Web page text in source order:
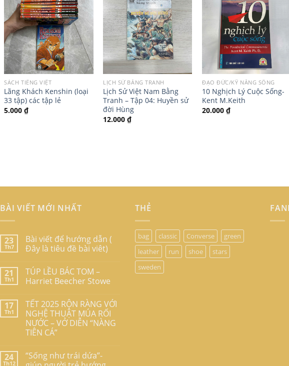
SÁCH TIẾNG VIỆT
Lãng Khách Kenshin (loại
33 tập) các tập lẻ
5.000₫
LỊCH SỬ BẰNG TRANH
Lịch Sử Việt Nam Bằng
Tranh – Tập 04: Huyền sử
đời Hùng
12.000₫
ĐẠO ĐỨC/KỸ NĂNG SỐNG
10 Nghịch Lý Cuộc Sống-
Kent M.Keith
20.000₫
BÀI VIẾT MỚI NHẤT
23
Th7
Bài viết để hướng dẫn (
Đây là tiêu đề bài viêt)
21
Th1
TÚP LỀU BÁC TOM –
Harriet Beecher Stowe
17
Th1
TẾT 2025 RỘN RÀNG VỚI
NGHỆ THUẬT MÚA RỐI
NƯỚC – VỞ DIỄN “NÀNG
TIÊN CÁ”
24
Th12
“Sống như trái dứa”-
THẺ
bag classic Converse
green
leather
run shoe
stars
sweden